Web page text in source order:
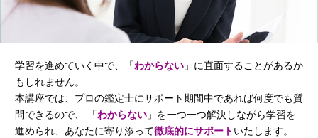
配送・支払・返品について
資料請求
学習を進めていく中で、「わからない 」に直面することがあるか
もしれません。
本講座では、プロの鑑定士にサポート期間中であれば何度でも質
問できるので、
「わからない 」を一つ一つ解決しながら学習を
進められ、あなたに寄り添って徹底的にサポートいたします。